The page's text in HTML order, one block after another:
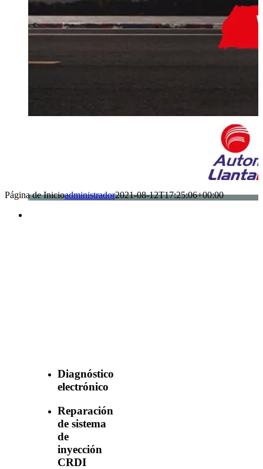
Página de Inicioadministrador2021-08-12T17:25:06+00:00
Diagnóstico
electrónico
Reparación
de sistema
de
inyección
CRDI